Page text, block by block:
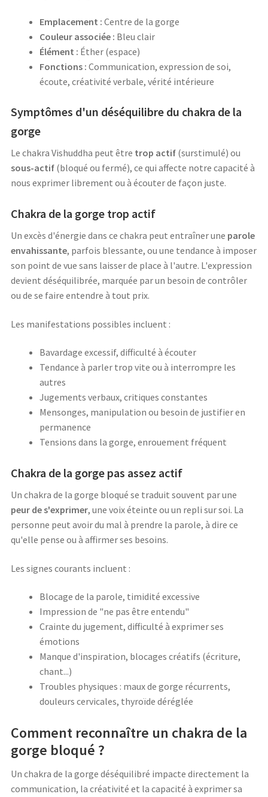
Emplacement : Centre de la gorge
Couleur associée : Bleu clair
Élément : Éther (espace)
Fonctions : Communication, expression de soi,
écoute, créativité verbale, vérité intérieure
Symptômes d'un déséquilibre du chakra de la
gorge
Le chakra Vishuddha peut être trop actif (surstimulé) ou
sous-actif (bloqué ou fermé), ce qui affecte notre capacité à
nous exprimer librement ou à écouter de façon juste.
Chakra de la gorge trop actif
Un excès d'énergie dans ce chakra peut entraîner une parole
envahissante, parfois blessante, ou une tendance à imposer
son point de vue sans laisser de place à l'autre. L'expression
devient déséquilibrée, marquée par un besoin de contrôler
ou de se faire entendre à tout prix.
Les manifestations possibles incluent :
Bavardage excessif, difficulté à écouter
Tendance à parler trop vite ou à interrompre les
autres
Jugements verbaux, critiques constantes
Mensonges, manipulation ou besoin de justifier en
permanence
Tensions dans la gorge, enrouement fréquent
Chakra de la gorge pas assez actif
Un chakra de la gorge bloqué se traduit souvent par une
peur de s'exprimer, une voix éteinte ou un repli sur soi. La
personne peut avoir du mal à prendre la parole, à dire ce
qu'elle pense ou à affirmer ses besoins.
Les signes courants incluent :
Blocage de la parole, timidité excessive
Impression de "ne pas être entendu"
Crainte du jugement, difficulté à exprimer ses
émotions
Manque d'inspiration, blocages créatifs (écriture,
chant...)
Troubles physiques : maux de gorge récurrents,
douleurs cervicales, thyroïde déréglée
Comment reconnaître un chakra de la
gorge bloqué ?
Un chakra de la gorge déséquilibré impacte directement la
communication, la créativité et la capacité à exprimer sa